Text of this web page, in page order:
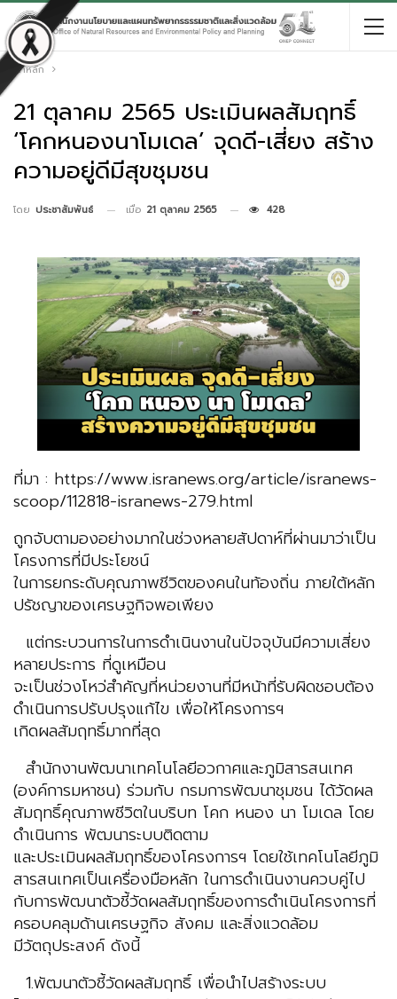
หน้าหลัก
21 ตุลาคม 2565 ประเมินผลสัมฤทธิ์
‘โคกหนองนาโมเดล’ จุดดี-เสี่ยง สร้าง
ความอยู่ดีมีสุขชุมชน
โดย ประชาสัมพันธ์ เมื่อ 21 ตุลาคม 2565 428
ที่มา : https://www.isranews.org/article/isranews-
scoop/112818-isranews-279.html
ถูกจับตามองอย่างมากในช่วงหลายสัปดาห์ที่ผ่านมาว่าเป็น
โครงการที่มีประโยชน์
ในการยกระดับคุณภาพชีวิตของคนในท้องถิ่น ภายใต้หลัก
ปรัชญาของเศรษฐกิจพอเพียง
แต่กระบวนการในการดำเนินงานในปัจจุบันมีความเสี่ยง
หลายประการ ที่ดูเหมือน
จะเป็นช่วงโหว่สำคัญที่หน่วยงานที่มีหน้าที่รับผิดชอบต้อง
ดำเนินการปรับปรุงแก้ไข เพื่อให้โครงการฯ
เกิดผลสัมฤทธิ์มากที่สุด
สํานักงานพัฒนาเทคโนโลยีอวกาศและภูมิสารสนเทศ
(องค์การมหาชน) ร่วมกับ กรมการพัฒนาชุมชน ได้วัดผล
สัมฤทธิ์คุณภาพชีวิตในบริบท โคก หนอง นา โมเดล โดย
ดำเนินการ พัฒนาระบบติดตาม
และประเมินผลสัมฤทธิ์ของโครงการฯ โดยใช้เทคโนโลยีภูมิ
สารสนเทศเป็นเครื่องมือหลัก ในการดําเนินงานควบคู่ไป
กับการพัฒนาตัวชี้วัดผลสัมฤทธิ์ของการดำเนินโครงการที่
ครอบคลุมด้านเศรษฐกิจ สังคม และสิ่งแวดล้อม
มีวัตถุประสงค์ ดังนี้
1.พัฒนาตัวชี้วัดผลสัมฤทธิ์ เพื่อนําไปสร้างระบบ